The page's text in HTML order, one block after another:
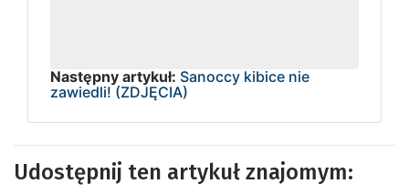
Następny artykuł: Sanoccy kibice nie
zawiedli! (ZDJĘCIA)
Udostępnij ten artykuł znajomym: